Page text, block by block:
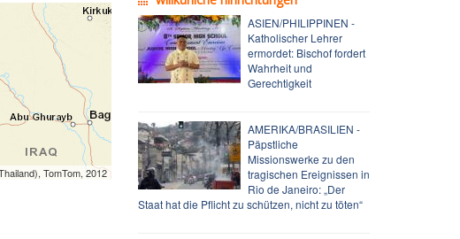
TomTom, 2012
ASIEN/PHILIPPINEN -
Katholischer Lehrer
ermordet: Bischof fordert
Wahrheit und
Gerechtigkeit
AMERIKA/BRASILIEN -
Päpstliche
Missionswerke zu den
tragischen Ereignissen in
Rio de Janeiro: „Der
Staat hat die Pflicht zu schützen, nicht zu töten“